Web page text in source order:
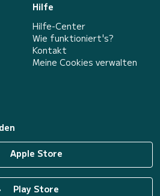
Hilfe
Hilfe-Center
Wie funktioniert's?
Kontakt
Meine Cookies verwalten
Apple Store
Play Store